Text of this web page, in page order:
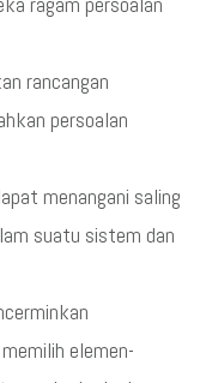
rancangan
persoalan
menangani saling
suatu sistem dan
elemen-